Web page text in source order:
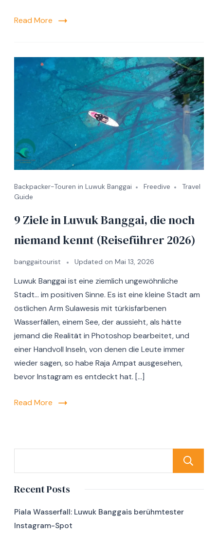
Read More
Backpacker-Touren in Luwuk Banggai Freedive
Travel
Guide
9 Ziele in Luwuk Banggai, die noch
niemand kennt (Reiseführer 2026)
banggaitourist Updated on Mai 13, 2026
Luwuk Banggai ist eine ziemlich ungewöhnliche
Stadt… im positiven Sinne. Es ist eine kleine Stadt am
östlichen Arm Sulawesis mit türkisfarbenen
Wasserfällen, einem See, der aussieht, als hätte
jemand die Realität in Photoshop bearbeitet, und
einer Handvoll Inseln, von denen die Leute immer
wieder sagen, so habe Raja Ampat ausgesehen,
bevor Instagram es entdeckt hat. […]
Read More
Recent Posts
Piala Wasserfall: Luwuk Banggais berühmtester
Instagram-Spot